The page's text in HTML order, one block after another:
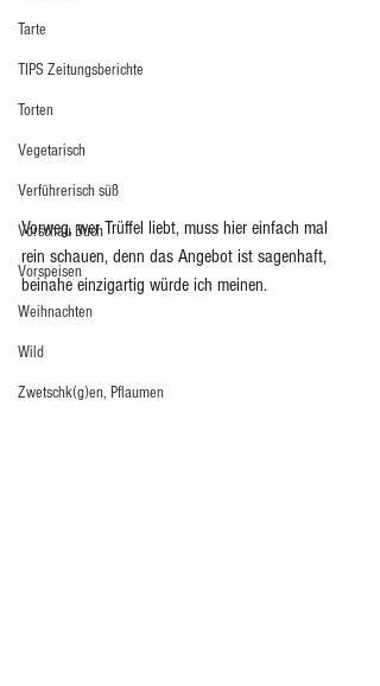
Tarte
TIPS Zeitungsberichte
Torten
Vegetarisch
Verführerisch süß
Vorschau Buch
Vorspeisen
Weihnachten
Wild
Zwetschk(g)en, Pflaumen
Vorweg, wer Trüffel liebt, muss hier einfach mal
rein schauen, denn das Angebot ist sagenhaft,
beinahe einzigartig würde ich meinen.